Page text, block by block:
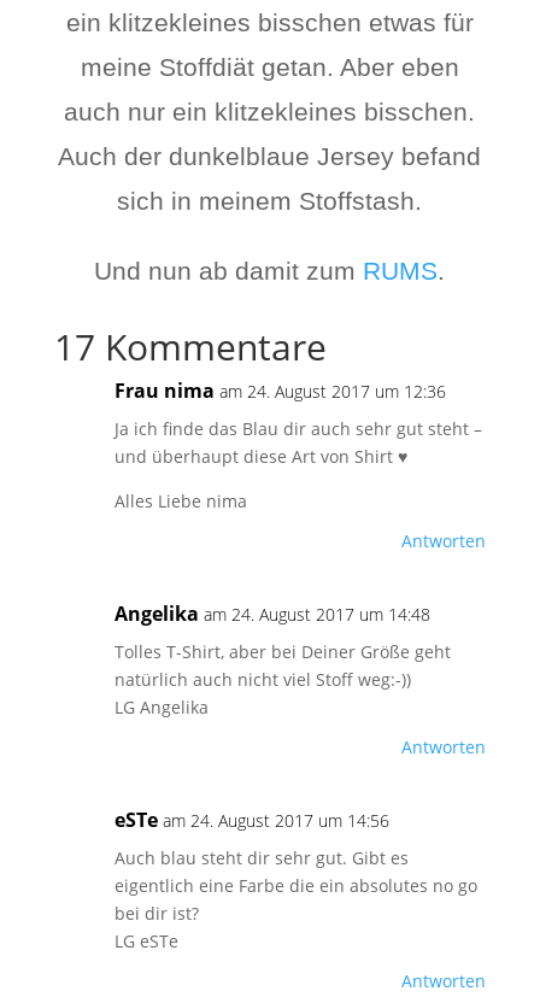
ein klitzekleines bisschen etwas für
meine Stoffdiät getan. Aber eben
auch nur ein klitzekleines bisschen.
Auch der dunkelblaue Jersey befand
sich in meinem Stoffstash.
Und nun ab damit zum RUMS.
17 Kommentare
Frau nima am 24. August 2017 um 12:36
Ja ich finde das Blau dir auch sehr gut steht –
und überhaupt diese Art von Shirt ♥
Alles Liebe nima
Antworten
Angelika am 24. August 2017 um 14:48
Tolles T-Shirt, aber bei Deiner Größe geht
natürlich auch nicht viel Stoff weg:-))
LG Angelika
Antworten
eSTe am 24. August 2017 um 14:56
Auch blau steht dir sehr gut. Gibt es
eigentlich eine Farbe die ein absolutes no go
bei dir ist?
LG eSTe
Antworten